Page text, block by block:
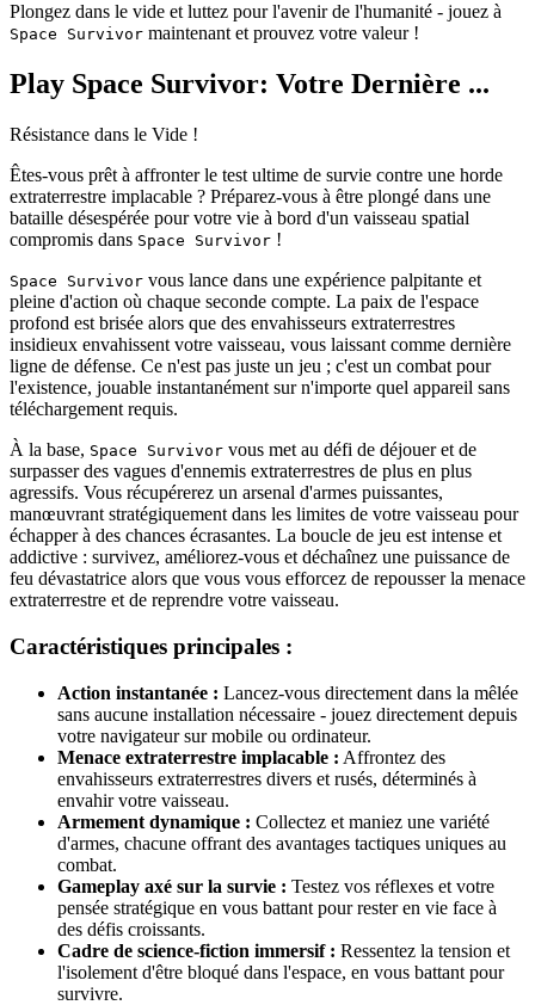
Plongez dans le vide et luttez pour l'avenir de l'humanité - jouez à
Space Survivor maintenant et prouvez votre valeur !
Play Space Survivor: Votre Dernière ...
Résistance dans le Vide !
Êtes-vous prêt à affronter le test ultime de survie contre une horde
extraterrestre implacable ? Préparez-vous à être plongé dans une
bataille désespérée pour votre vie à bord d'un vaisseau spatial
compromis dans Space Survivor !
Space Survivor vous lance dans une expérience palpitante et
pleine d'action où chaque seconde compte. La paix de l'espace
profond est brisée alors que des envahisseurs extraterrestres
insidieux envahissent votre vaisseau, vous laissant comme dernière
ligne de défense. Ce n'est pas juste un jeu ; c'est un combat pour
l'existence, jouable instantanément sur n'importe quel appareil sans
téléchargement requis.
À la base, Space Survivor vous met au défi de déjouer et de
surpasser des vagues d'ennemis extraterrestres de plus en plus
agressifs. Vous récupérerez un arsenal d'armes puissantes,
manœuvrant stratégiquement dans les limites de votre vaisseau pour
échapper à des chances écrasantes. La boucle de jeu est intense et
addictive : survivez, améliorez-vous et déchaînez une puissance de
feu dévastatrice alors que vous vous efforcez de repousser la menace
extraterrestre et de reprendre votre vaisseau.
Caractéristiques principales :
Action instantanée : Lancez-vous directement dans la mêlée
sans aucune installation nécessaire - jouez directement depuis
votre navigateur sur mobile ou ordinateur.
Menace extraterrestre implacable : Affrontez des
envahisseurs extraterrestres divers et rusés, déterminés à
envahir votre vaisseau.
Armement dynamique : Collectez et maniez une variété
d'armes, chacune offrant des avantages tactiques uniques au
combat.
Gameplay axé sur la survie : Testez vos réflexes et votre
pensée stratégique en vous battant pour rester en vie face à
des défis croissants.
Cadre de science-fiction immersif : Ressentez la tension et
l'isolement d'être bloqué dans l'espace, en vous battant pour
survivre.